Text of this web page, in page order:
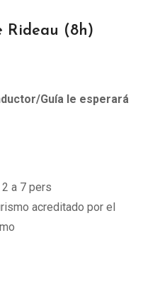
Rideau (8h)
Guía le esperará
a 7 pers
acreditado por el